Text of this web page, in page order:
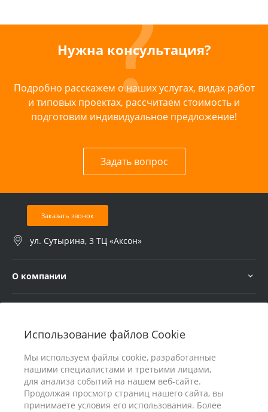
Использование файлов Cookie
Мы используем файлы cookie, разработанные
нашими специалистами и третьими лицами,
для анализа событий на нашем веб-сайте.
Продолжая просмотр страниц нашего сайта, вы
принимаете условия его использования. Более
Нужна консультация?
Подробно расскажем о наших услугах, видах работ
и типовых проектах, рассчитаем стоимость и
подготовим индивидуальное предложение!
Задать вопрос
Заказать звонок
ул. Сутырина, 3 ТЦ «Аксон»
О компании